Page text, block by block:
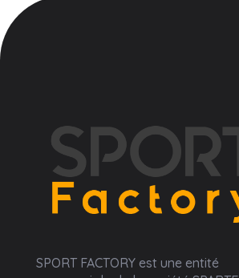
SPORT FACTORY est une entité